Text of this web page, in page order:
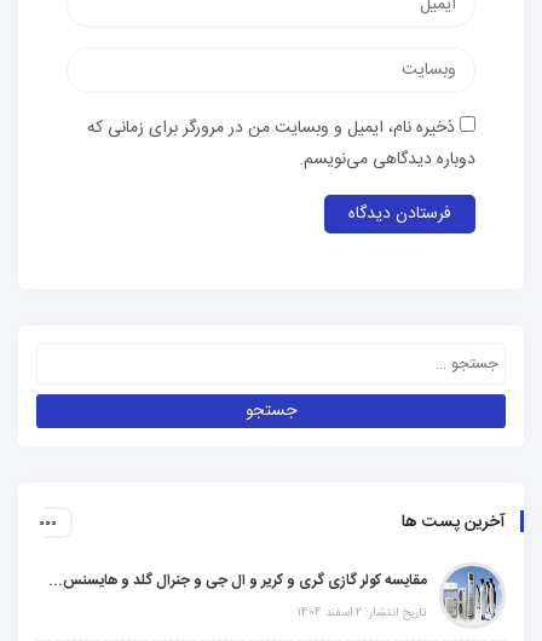
ذخیره نام، ایمیل و وبسایت من در مرورگر برای زمانی که
دوباره دیدگاهی می‌نویسم.
آخرین پست ها
مقایسه کولر گازی گری و کریر و ال جی و جنرال گلد و هایسنس و مدیا و اجنرال
تاریخ انتشار: 2 اسفند 1404